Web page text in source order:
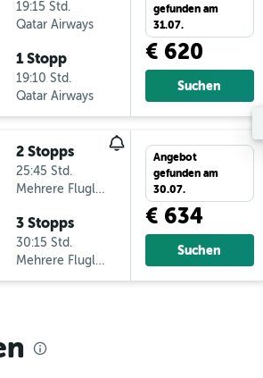
19:15 Std.
Qatar Airways
1 Stopp
19:10 Std.
Qatar Airways
gefunden am
31.07.
€ 620
Suchen
2 Stopps
25:45 Std.
Mehrere Fluglinien
3 Stopps
30:15 Std.
Mehrere Fluglinien
Angebot
gefunden am
30.07.
€ 634
Suchen